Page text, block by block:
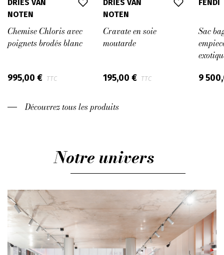
Notre univers
DRIES VAN
NOTEN
Chemise Chloris avec
poignets brodés blanc
995,00 € TTC
DRIES VAN
NOTEN
Cravate en soie
moutarde
195,00 € TTC
FENDI
Sac
9
Découvrez tous les produits